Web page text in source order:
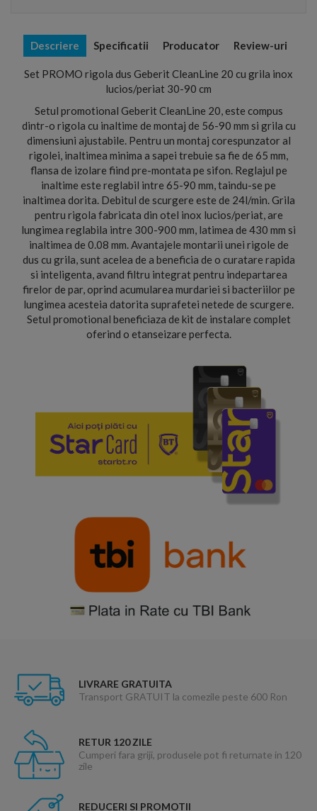
Descriere Specificatii Producator Review-uri
Set PROMO rigola dus Geberit CleanLine 20 cu grila inox
lucios/periat 30-90 cm
Setul promotional Geberit CleanLine 20, este compus
dintr-o rigola cu inaltime de montaj de 56-90 mm si grila cu
dimensiuni ajustabile. Pentru un montaj corespunzator al
rigolei, inaltimea minima a sapei trebuie sa fie de 65 mm,
flansa de izolare fiind pre-montata pe sifon. Reglajul pe
inaltime este reglabil intre 65-90 mm, taindu-se pe
inaltimea dorita. Debitul de scurgere este de 24l/min. Grila
pentru rigola fabricata din otel inox lucios/periat, are
lungimea reglabila intre 300-900 mm, latimea de 430 mm si
inaltimea de 0.08 mm. Avantajele montarii unei rigole de
dus cu grila, sunt acelea de a beneficia de o curatare rapida
si inteligenta, avand filtru integrat pentru indepartarea
firelor de par, oprind acumularea murdariei si bacteriilor pe
lungimea acesteia datorita suprafetei netede de scurgere.
Setul promotional beneficiaza de kit de instalare complet
oferind o etanseizare perfecta.
LIVRARE GRATUITA
Transport GRATUIT la comezile peste 600 Ron
RETUR 120 ZILE
Cumperi fara griji, produsele pot fi returnate in 120
zile
REDUCERI SI PROMOTII